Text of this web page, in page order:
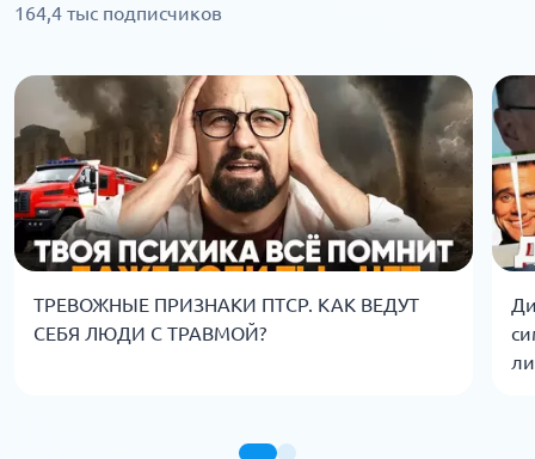
164,4 тыс подписчиков
ТРЕВОЖНЫЕ ПРИЗНАКИ ПТСР. КАК ВЕДУТ
СЕБЯ ЛЮДИ С ТРАВМОЙ?